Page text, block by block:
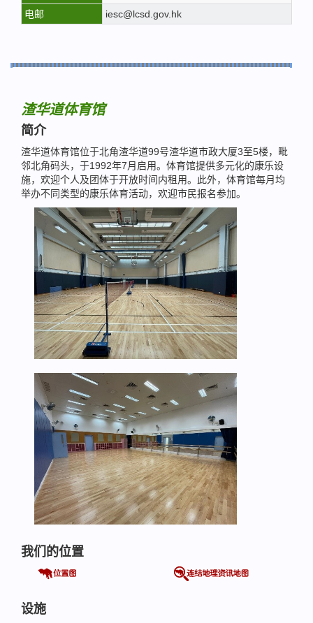
电邮
iesc@lcsd.gov.hk
渣华道体育馆
简介
渣华道体育馆位于北角渣华道99号渣华道市政大厦3至5楼，毗
邻北角码头，于1992年7月启用。体育馆提供多元化的康乐设
施，欢迎个人及团体于开放时间内租用。此外，体育馆每月均
举办不同类型的康乐体育活动，欢迎市民报名参加。
我们的位置
设施